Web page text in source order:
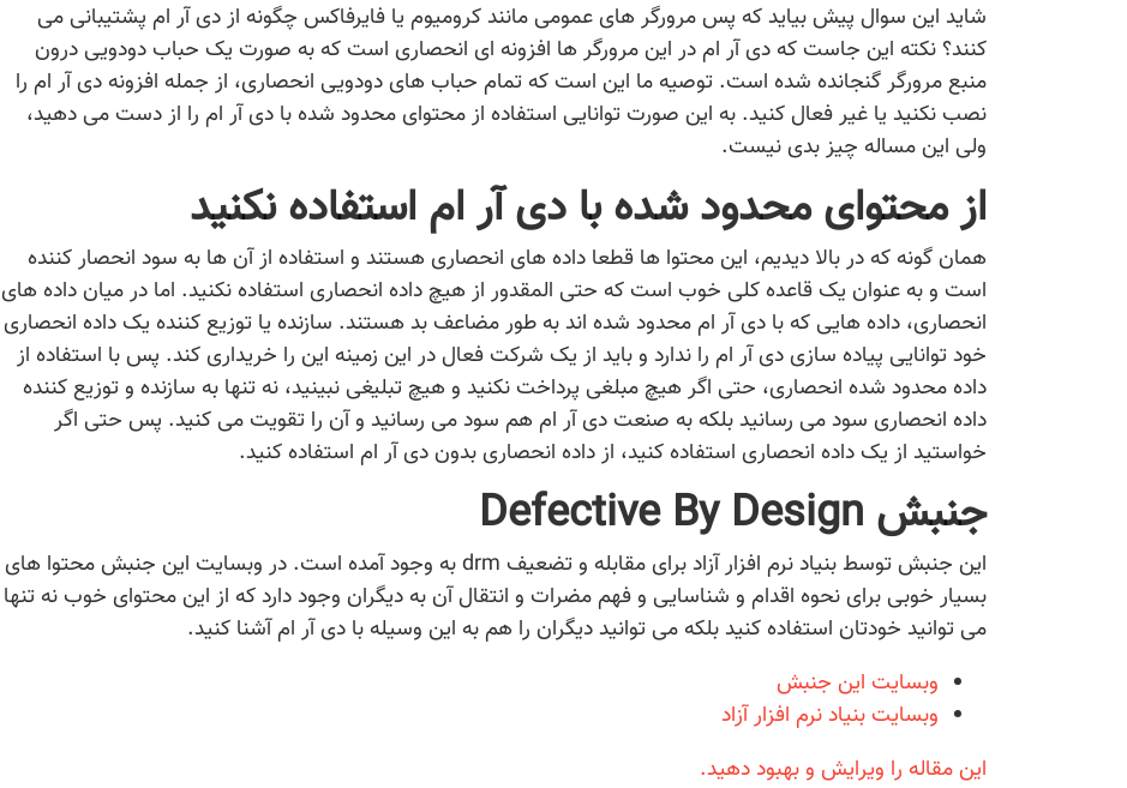
شاید این سوال پیش بیاید که پس مرورگر های عمومی مانند کرومیوم یا فایرفاکس چگونه از دی آر ام پشتیبانی می
کنند؟ نکته این جاست که دی آر ام در این مرورگر ها افزونه ای انحصاری است که به صورت یک حباب دودویی درون
منبع مرورگر گنجانده شده است. توصیه ما این است که تمام حباب های دودویی انحصاری، از جمله افزونه دی آر ام را
نصب نکنید یا غیر فعال کنید. به این صورت توانایی استفاده از محتوای محدود شده با دی آر ام را از دست می دهید،
ولی این مساله چیز بدی نیست.
از محتوای محدود شده با دی آر ام استفاده نکنید
همان گونه که در بالا دیدیم، این محتوا ها قطعا داده های انحصاری هستند و استفاده از آن ها به سود انحصار کننده
است و به عنوان یک قاعده کلی خوب است که حتی المقدور از هیچ داده انحصاری استفاده نکنید. اما در میان داده های
انحصاری، داده هایی که با دی آر ام محدود شده اند به طور مضاعف بد هستند. سازنده یا توزیع کننده یک داده انحصاری
خود توانایی پیاده سازی دی آر ام را ندارد و باید از یک شرکت فعال در این زمینه این را خریداری کند. پس با استفاده از
داده محدود شده انحصاری، حتی اگر هیچ مبلغی پرداخت نکنید و هیچ تبلیغی نبینید، نه تنها به سازنده و توزیع کننده
داده انحصاری سود می رسانید بلکه به صنعت دی آر ام هم سود می رسانید و آن را تقویت می کنید. پس حتی اگر
خواستید از یک داده انحصاری استفاده کنید، از داده انحصاری بدون دی آر ام استفاده کنید.
جنبش Defective By Design
این جنبش توسط بنیاد نرم افزار آزاد برای مقابله و تضعیف drm به وجود آمده است. در وبسایت این جنبش محتوا های
بسیار خوبی برای نحوه اقدام و شناسایی و فهم مضرات و انتقال آن به دیگران وجود دارد که از این محتوای خوب نه تنها
می توانید خودتان استفاده کنید بلکه می توانید دیگران را هم به این وسیله با دی آر ام آشنا کنید.
وبسایت این جنبش
وبسایت بنیاد نرم افزار آزاد
این مقاله را ویرایش و بهبود دهید.